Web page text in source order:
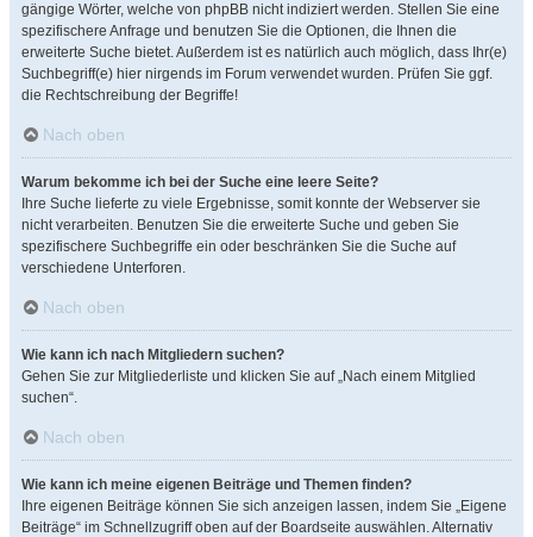
gängige Wörter, welche von phpBB nicht indiziert werden. Stellen Sie eine
spezifischere Anfrage und benutzen Sie die Optionen, die Ihnen die
erweiterte Suche bietet. Außerdem ist es natürlich auch möglich, dass Ihr(e)
Suchbegriff(e) hier nirgends im Forum verwendet wurden. Prüfen Sie ggf.
die Rechtschreibung der Begriffe!
Nach oben
Warum bekomme ich bei der Suche eine leere Seite?
Ihre Suche lieferte zu viele Ergebnisse, somit konnte der Webserver sie
nicht verarbeiten. Benutzen Sie die erweiterte Suche und geben Sie
spezifischere Suchbegriffe ein oder beschränken Sie die Suche auf
verschiedene Unterforen.
Nach oben
Wie kann ich nach Mitgliedern suchen?
Gehen Sie zur Mitgliederliste und klicken Sie auf „Nach einem Mitglied
suchen“.
Nach oben
Wie kann ich meine eigenen Beiträge und Themen finden?
Ihre eigenen Beiträge können Sie sich anzeigen lassen, indem Sie „Eigene
Beiträge“ im Schnellzugriff oben auf der Boardseite auswählen. Alternativ